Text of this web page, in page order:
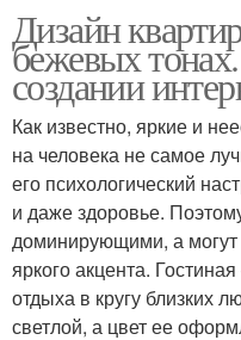
Дизайн
бежевых
создании
Как известно, яркие и
на человека не самое
его психологический
и даже здоровье.
доминирующими, а могут
яркого акцента.
отдыха в кругу близких
светлой, а цвет ее